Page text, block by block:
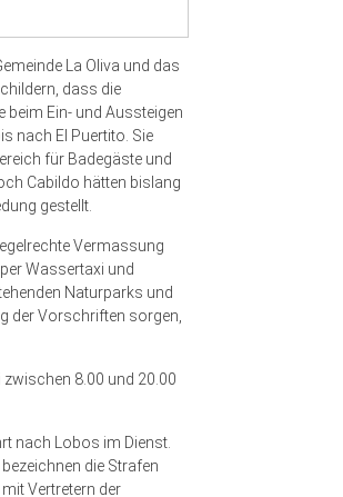
La Oliva und das
dass die
beim Ein- und Aussteigen
nach El Puertito. Sie
für Badegäste und
Cabildo hätten bislang
gestellt.
Vermassung
Wassertaxi und
Naturparks und
der Vorschriften sorgen,
8.00 und 20.00
nach Lobos im Dienst.
die Strafen
Vertretern der